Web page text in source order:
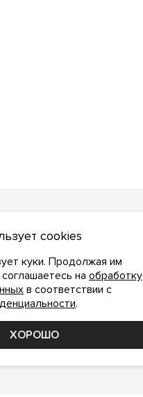
сделать заказ
работы
и оплата
cookies
куки. Продолжая им
на обработку
в соответствии с
.
ХОРОШО